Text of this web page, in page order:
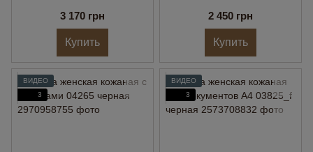
3 170 грн
Купить
2 450 грн
Купить
ВИДЕО
3
ВИДЕО
3